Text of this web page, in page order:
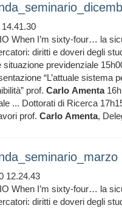
When I’m sixty-four… la
diritti e doveri degli
situazione previdenziale
“L’attuale sistema
prof. Carlo Amenta
... Dottorati di Ricerca
prof. Carlo Amenta,
12.24.43
When I’m sixty-four… la
diritti e doveri degli